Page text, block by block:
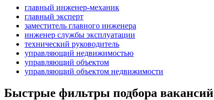
главный инженер-механик
главный эксперт
заместитель главного инженера
инженер службы эксплуатации
технический руководитель
управляющий недвижимостью
управляющий объектом
управляющий объектом недвижимости
Быстрые фильтры подбора вакансий